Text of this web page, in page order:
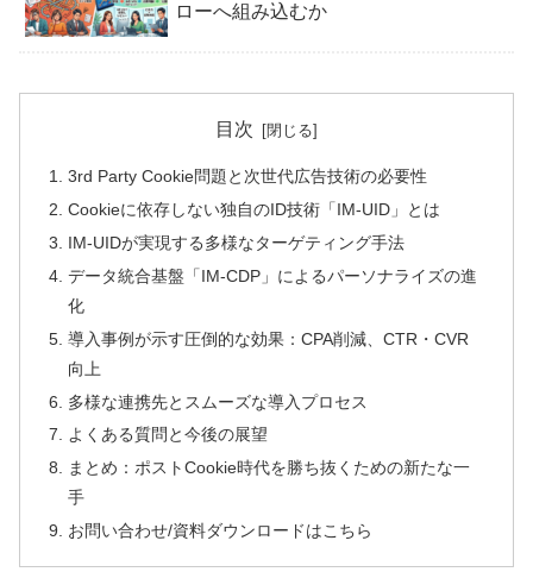
ローへ組み込むか
目次
3rd Party Cookie問題と次世代広告技術の必要性
Cookieに依存しない独自のID技術「IM-UID」とは
IM-UIDが実現する多様なターゲティング手法
データ統合基盤「IM-CDP」によるパーソナライズの進
化
導入事例が示す圧倒的な効果：CPA削減、CTR・CVR
向上
多様な連携先とスムーズな導入プロセス
よくある質問と今後の展望
まとめ：ポストCookie時代を勝ち抜くための新たな一
手
お問い合わせ/資料ダウンロードはこちら